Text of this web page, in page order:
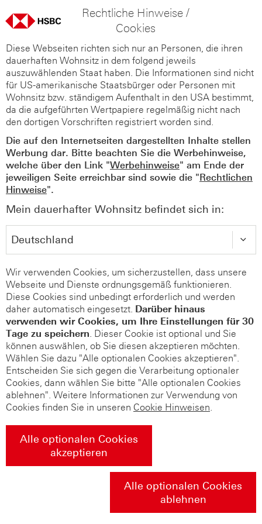
Rechtliche Hinweise /
Cookies
Diese Webseiten richten sich nur an Personen, die ihren
dauerhaften Wohnsitz in dem folgend jeweils
auszuwählenden Staat haben. Die Informationen sind nicht
für US-amerikanische Staatsbürger oder Personen mit
Wohnsitz bzw. ständigem Aufenthalt in den USA bestimmt,
da die aufgeführten Wertpapiere regelmäßig nicht nach
den dortigen Vorschriften registriert worden sind.
Die auf den Internetseiten dargestellten Inhalte stellen
Werbung dar. Bitte beachten Sie die Werbehinweise,
welche über den Link "Werbehinweise" am Ende der
jeweiligen Seite erreichbar sind sowie die "Rechtlichen
Hinweise".
Mein dauerhafter Wohnsitz befindet sich in:
Wir verwenden Cookies, um sicherzustellen, dass unsere
Webseite und Dienste ordnungsgemäß funktionieren.
Diese Cookies sind unbedingt erforderlich und werden
daher automatisch eingesetzt. Darüber hinaus
verwenden wir Cookies, um Ihre Einstellungen für 30
Tage zu speichern. Dieser Cookie ist optional und Sie
können auswählen, ob Sie diesen akzeptieren möchten.
Wählen Sie dazu "Alle optionalen Cookies akzeptieren".
Entscheiden Sie sich gegen die Verarbeitung optionaler
Cookies, dann wählen Sie bitte "Alle optionalen Cookies
ablehnen". Weitere Informationen zur Verwendung von
Cookies finden Sie in unseren Cookie Hinweisen.
Alle optionalen Cookies
akzeptieren
Alle optionalen Cookies
ablehnen